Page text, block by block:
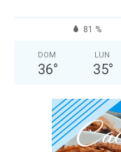
81 %
DOM
36°
LUN
35°